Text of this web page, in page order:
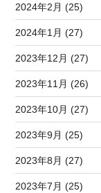
2024年2月 (25)
2024年1月 (27)
2023年12月 (27)
2023年11月 (26)
2023年10月 (27)
2023年9月 (25)
2023年8月 (27)
2023年7月 (25)